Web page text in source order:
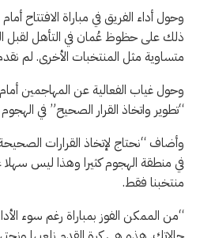
وحول أداء الفريق في مباراة الافتتاح
ذلك على حظوظ عُمان في التأهل لقبل
متساوية مثل المنتخبات الأخرى. لم
وحول غياب الفعالية عن المهاجمين
“تطوير واتخاذ القرار الصحيح” في
وأضاف “نحتاج لإتخاذ القرارات
في منطقة الهجوم كثيرا وهذا ليس
منتخبنا فقط.
“من الممكن الفوز بمباراة رغم سوء